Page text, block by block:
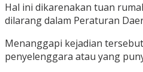
Hal ini dikarenakan tuan
dilarang dalam Peraturan
Menanggapi kejadian
penyelenggara atau yang